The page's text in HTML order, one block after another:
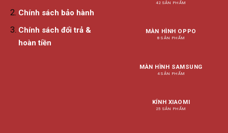
Chính sách bảo hành
Chính sách đổi trả &
hoàn tiền
42 SẢN PHẨM
MÀN HÌNH OPPO
8 SẢN PHẨM
MÀN HÌNH SAMSUNG
4 SẢN PHẨM
KÍNH XIAOMI
25 SẢN PHẨM